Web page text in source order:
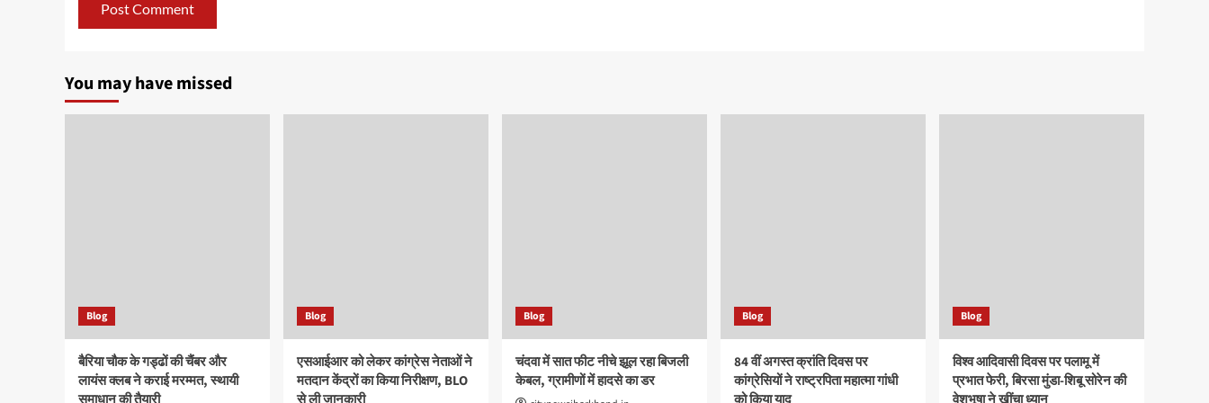
You may have missed
Blog
बैरिया चौक के गड्ढों की चैंबर और
लायंस क्लब ने कराई मरम्मत, स्थायी
Blog
एसआईआर को लेकर कांग्रेस नेताओं ने
मतदान केंद्रों का किया निरीक्षण, BLO
Blog
चंदवा में सात फीट नीचे झूल रहा बिजली
केबल, ग्रामीणों में हादसे का डर
Blog
84 वीं अगस्त क्रांति दिवस पर
कांग्रेसियों ने राष्ट्रपिता महात्मा गांधी
Blog
विश्व आदिवासी दिवस पर पलामू में
प्रभात फेरी, बिरसा मुंडा-शिबू सोरेन की